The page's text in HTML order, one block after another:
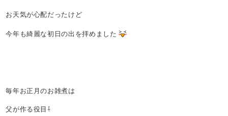
お天気が心配だったけど
今年も綺麗な初日の出を拝めました
毎年お正月のお雑煮は
父が作る役目⇩